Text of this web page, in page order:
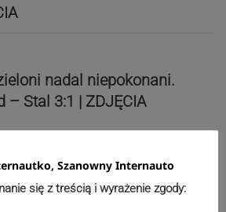
nadal niepokonani.
– Stal 3:1 | ZDJĘCIA
świata z MCK Żywiec!
Szanowny Internauto
się z treścią i wyrażenie zgody: